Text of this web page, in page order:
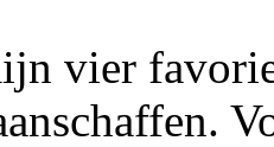
vier